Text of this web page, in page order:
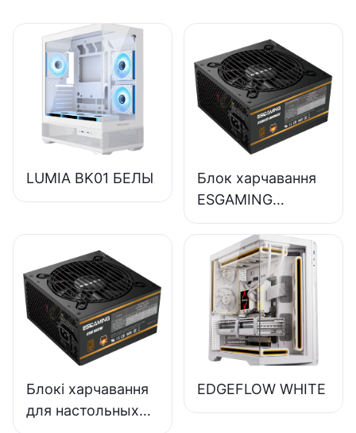
LUMIA BK01 БЕЛЫ
Блок харчавання
ESGAMING
магутнасцю 650
Вт высокай якасці
з эфектыўнасцю
85%,
поўнамодульны,
80+ Bronze, для
настольных ПК
ESB650W
Блокі харчавання
для настольных
EDGEFLOW WHITE